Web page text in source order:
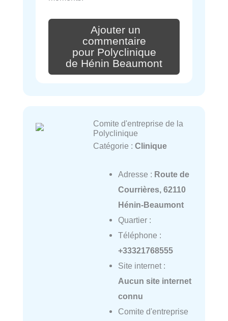
Ajouter un
commentaire
pour Polyclinique
de Hénin Beaumont
Comite d'entreprise de la
Polyclinique
Catégorie : Clinique
Adresse : Route de
Courrières, 62110
Hénin-Beaumont
Quartier :
Téléphone :
+33321768555
Site internet :
Aucun site internet
connu
Comite d'entreprise